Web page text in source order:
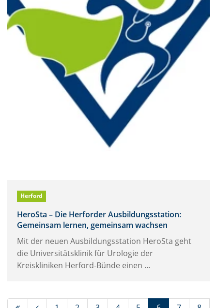
Herford
HeroSta – Die Herforder Ausbildungsstation:
Gemeinsam lernen, gemeinsam wachsen
Mit der neuen Ausbildungsstation HeroSta geht
die Universitätsklinik für Urologie der
Kreiskliniken Herford-Bünde einen ...